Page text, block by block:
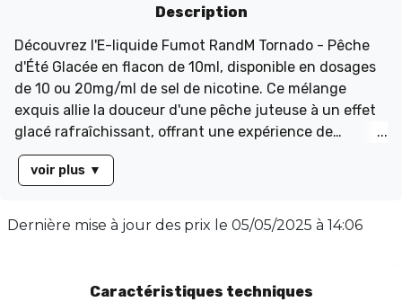
Description
Découvrez l'E-liquide Fumot RandM Tornado - Pêche
d'Été Glacée en flacon de 10ml, disponible en dosages
de 10 ou 20mg/ml de sel de nicotine. Ce mélange
exquis allie la douceur d'une pêche juteuse à un effet
glacé rafraîchissant, offrant une expérience de
vapotage estivale inégalée. Idéal pour ceux qui
recherchent une saveur sucrée et une sensation de
doux et agréable grâce à sa formule en sel de nicotine.
voir plus ▼
Dernière mise à jour des prix le 05/05/2025 à 14:06
Caractéristiques techniques